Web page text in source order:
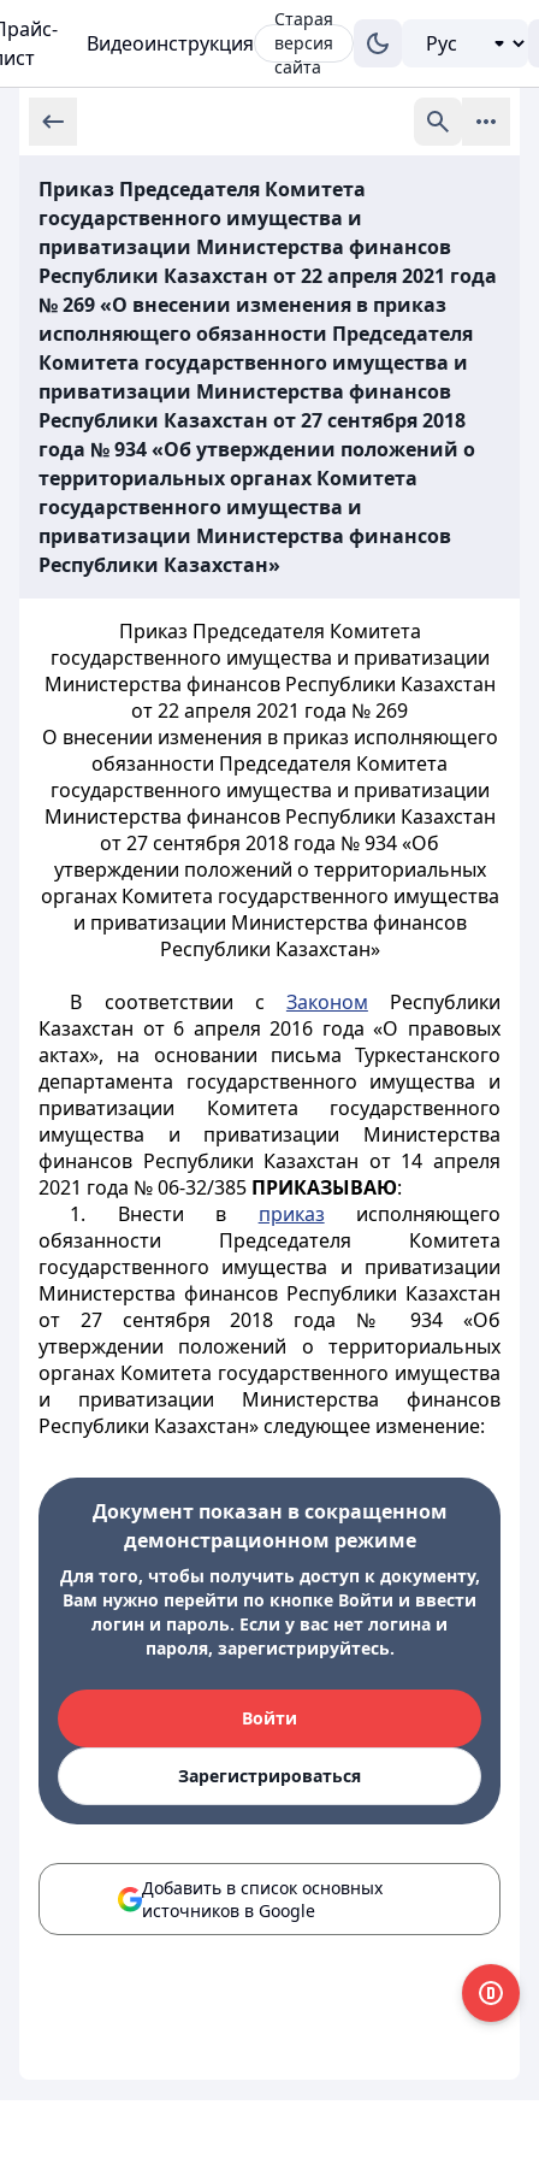
Видеоинструкция
Старая
версия
сайта
Приказ Председателя Комитета
государственного имущества и
приватизации Министерства финансов
Республики Казахстан от 22 апреля 2021 года
№ 269 «О внесении изменения в приказ
исполняющего обязанности Председателя
Комитета государственного имущества и
приватизации Министерства финансов
Республики Казахстан от 27 сентября 2018
года № 934 «Об утверждении положений о
территориальных органах Комитета
государственного имущества и
приватизации Министерства финансов
Республики Казахстан»
Приказ Председателя Комитета
государственного имущества и приватизации
Министерства финансов Республики Казахстан
от 22 апреля 2021 года № 269
О внесении изменения в приказ исполняющего
обязанности Председателя Комитета
государственного имущества и приватизации
Министерства финансов Республики Казахстан
от 27 сентября 2018 года № 934 «Об
утверждении положений о территориальных
органах Комитета государственного имущества
и приватизации Министерства финансов
Республики Казахстан»
В соответствии с Законом Республики
Казахстан от 6 апреля 2016 года «О правовых
актах», на основании письма Туркестанского
департамента государственного имущества и
приватизации Комитета государственного
имущества и приватизации Министерства
финансов Республики Казахстан от 14 апреля
2021 года № 06-32/385 ПРИКАЗЫВАЮ:
1. Внести в приказ исполняющего
обязанности Председателя Комитета
государственного имущества и приватизации
Министерства финансов Республики Казахстан
от 27 сентября 2018 года № 934 «Об
утверждении положений о территориальных
органах Комитета государственного имущества
и приватизации Министерства финансов
Республики Казахстан» следующее изменение:
Документ показан в сокращенном
демонстрационном режиме
Для того, чтобы получить доступ к документу,
Вам нужно перейти по кнопке Войти и ввести
логин и пароль. Если у вас нет логина и
пароля, зарегистрируйтесь.
Войти
Зарегистрироваться
Добавить в список основных
источников в Google